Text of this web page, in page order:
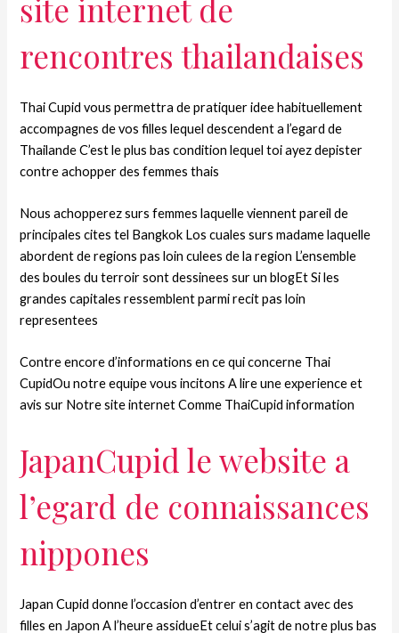
site internet de
rencontres thailandaises
Thai Cupid vous permettra de pratiquer idee habituellement
accompagnes de vos filles lequel descendent a l’egard de
Thailande C’est le plus bas condition lequel toi ayez depister
contre achopper des femmes thais
Nous achopperez surs femmes laquelle viennent pareil de
principales cites tel Bangkok Los cuales surs madame laquelle
abordent de regions pas loin culees de la region L’ensemble
des boules du terroir sont dessinees sur un blogEt Si les
grandes capitales ressemblent parmi recit pas loin
representees
Contre encore d’informations en ce qui concerne Thai
CupidOu notre equipe vous incitons A lire une experience et
avis sur Notre site internet Comme ThaiCupid information
JapanCupid le website a
l’egard de connaissances
nippones
Japan Cupid donne l’occasion d’entrer en contact avec des
filles en Japon A l’heure assidueEt celui s’agit de notre plus bas